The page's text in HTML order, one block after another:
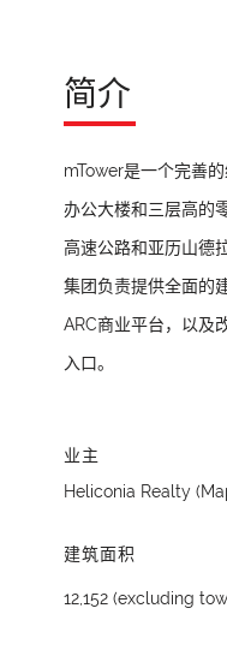
简介
mTower是一个完善
办公大楼和三层高的
高速公路和亚历山德
集团负责提供全面的
ARC商业平台，以及
入口。
业主
Heliconia Realty
建筑面积
12,152 (excluding